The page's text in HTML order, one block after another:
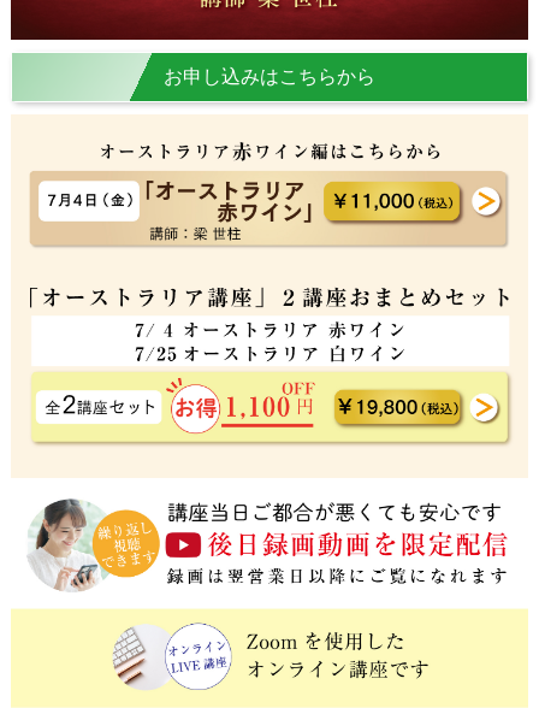
お申し込みはこちらから